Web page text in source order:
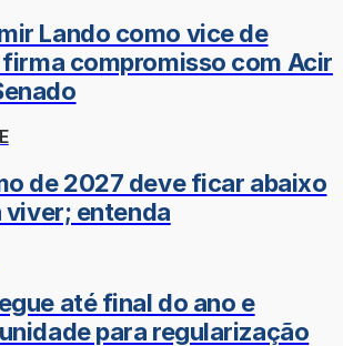
Lando como vice de
firma compromisso com Acir
de 2027 deve ficar abaixo
viver; entenda
até final do ano e
para regularização